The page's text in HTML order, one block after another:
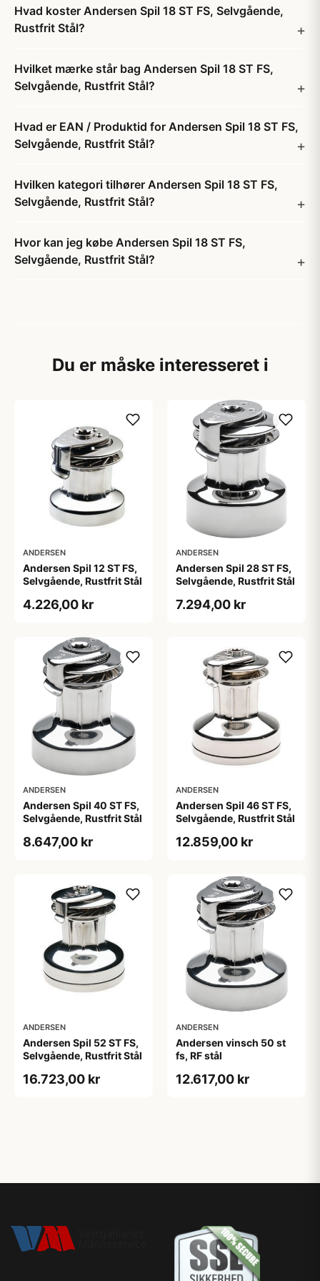
Hvad koster Andersen Spil 18 ST FS, Selvgående,
Rustfrit Stål?
Hvilket mærke står bag Andersen Spil 18 ST FS,
Selvgående, Rustfrit Stål?
Hvad er EAN / Produktid for Andersen Spil 18 ST FS,
Selvgående, Rustfrit Stål?
Hvilken kategori tilhører Andersen Spil 18 ST FS,
Selvgående, Rustfrit Stål?
Hvor kan jeg købe Andersen Spil 18 ST FS,
Selvgående, Rustfrit Stål?
Du er måske interesseret i
ANDERSEN
Andersen Spil 12 ST FS,
Selvgående, Rustfrit Stål
4.226,00 kr
ANDERSEN
Andersen Spil 28 ST FS,
Selvgående, Rustfrit Stål
7.294,00 kr
ANDERSEN
Andersen Spil 40 ST FS,
Selvgående, Rustfrit Stål
8.647,00 kr
ANDERSEN
Andersen Spil 46 ST FS,
Selvgående, Rustfrit Stål
12.859,00 kr
ANDERSEN
Andersen Spil 52 ST FS,
Selvgående, Rustfrit Stål
16.723,00 kr
ANDERSEN
Andersen vinsch 50 st
fs, RF stål
12.617,00 kr